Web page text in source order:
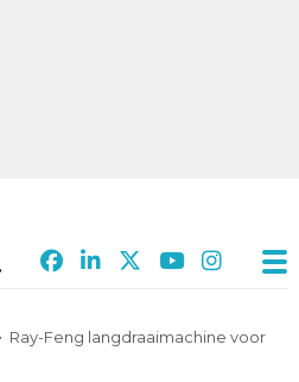
Ray-Feng langdraaimachine voor